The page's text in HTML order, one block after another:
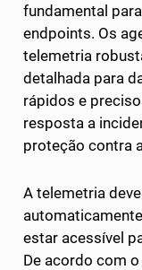
fundamental
endpoints. Os
telemetria
detalhada para
rápidos e
resposta a
proteção contra
A telemetria
estar acessível
De acordo com